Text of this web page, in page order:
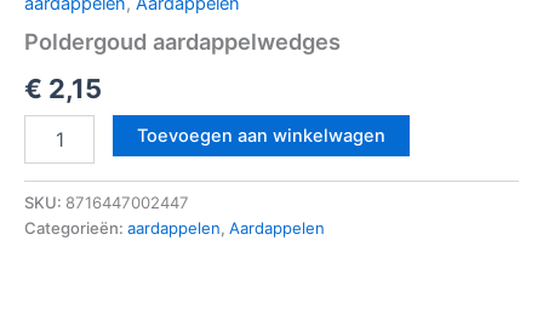
Poldergoud aardappelwedges
€ 2,15
Toevoegen aan winkelwagen
SKU: 8716447002447
Categorieën: aardappelen, Aardappelen